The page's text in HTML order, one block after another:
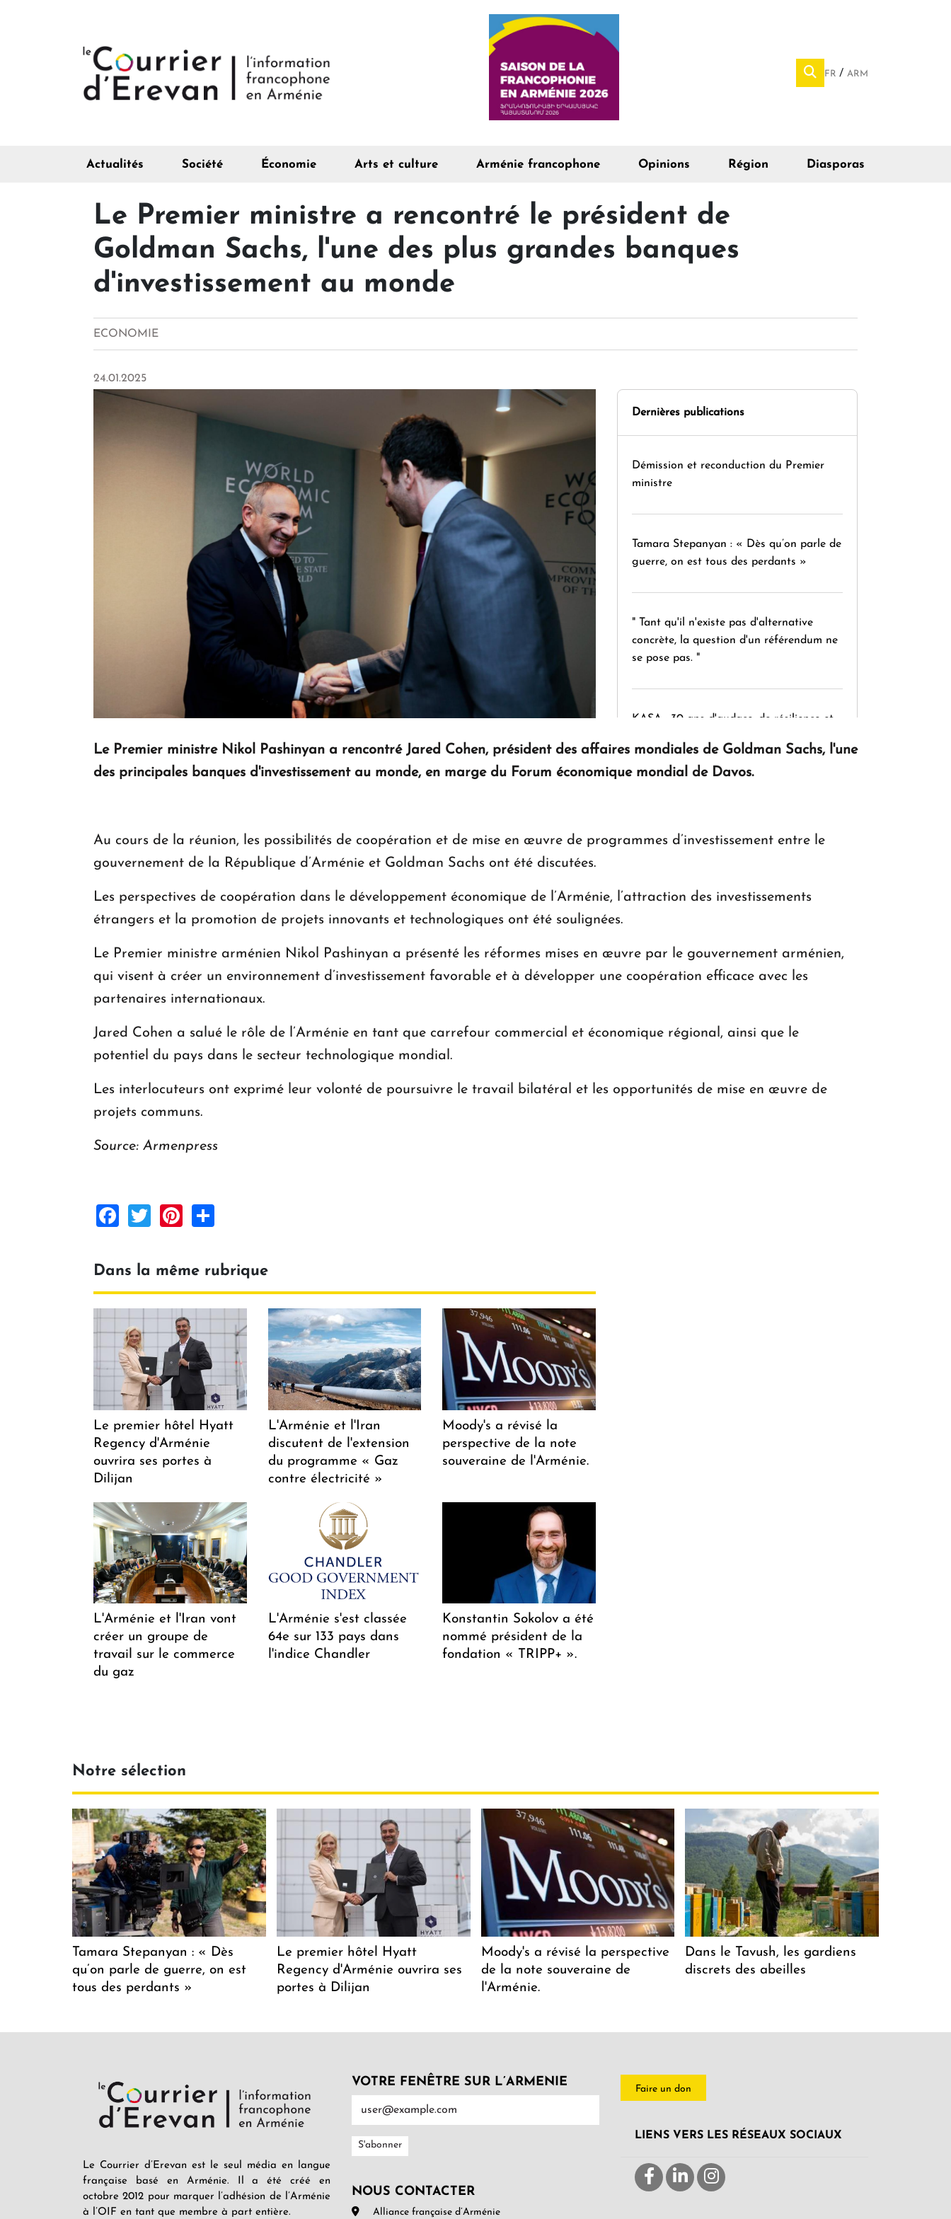
FR ARM
Actualités Société Économie Arts et culture Arménie francophone Opinions Région Diasporas
Le Premier ministre a rencontré le président de
Goldman Sachs, l'une des plus grandes banques
d'investissement au monde
ECONOMIE
24.01.2025
Dernières publications
Démission et reconduction du Premier
ministre
Tamara Stepanyan : « Dès qu’on parle de
guerre, on est tous des perdants »
" Tant qu'il n'existe pas d'alternative
concrète, la question d'un référendum ne
se pose pas. "
KASA : 30 ans d'audace, de résilience et
Le Premier ministre Nikol Pashinyan a rencontré Jared Cohen, président des affaires mondiales de Goldman Sachs, l'une
des principales banques d'investissement au monde, en marge du Forum économique mondial de Davos.
Au cours de la réunion, les possibilités de coopération et de mise en œuvre de programmes d’investissement entre le
gouvernement de la République d’Arménie et Goldman Sachs ont été discutées.
Les perspectives de coopération dans le développement économique de l’Arménie, l’attraction des investissements
étrangers et la promotion de projets innovants et technologiques ont été soulignées.
Le Premier ministre arménien Nikol Pashinyan a présenté les réformes mises en œuvre par le gouvernement arménien,
qui visent à créer un environnement d’investissement favorable et à développer une coopération efficace avec les
partenaires internationaux.
Jared Cohen a salué le rôle de l’Arménie en tant que carrefour commercial et économique régional, ainsi que le
potentiel du pays dans le secteur technologique mondial.
Les interlocuteurs ont exprimé leur volonté de poursuivre le travail bilatéral et les opportunités de mise en œuvre de
projets communs.
Source: Armenpress
Facebook
TwitterPinterest
Dans la même rubrique
Le premier hôtel Hyatt
Regency d'Arménie
ouvrira ses portes à
Dilijan
L'Arménie et l'Iran
discutent de l'extension
du programme « Gaz
contre électricité »
Moody's a révisé la
perspective de la note
souveraine de l'Arménie.
L'Arménie et l'Iran vont
créer un groupe de
travail sur le commerce
du gaz
L'Arménie s'est classée
64e sur 133 pays dans
l'indice Chandler
Konstantin Sokolov a été
nommé président de la
fondation « TRIPP+ ».
Notre sélection
Tamara Stepanyan : « Dès
qu’on parle de guerre, on est
tous des perdants »
Le premier hôtel Hyatt
Regency d'Arménie ouvrira ses
portes à Dilijan
Moody's a révisé la perspective
de la note souveraine de
l'Arménie.
Dans le Tavush, les gardiens
discrets des abeilles
Le Courrier d’Erevan est le seul média en langue
française basé en Arménie. Il a été créé en
octobre 2012 pour marquer l’adhésion de l’Arménie
à l’OIF en tant que membre à part entière.
VOTRE FENÊTRE SUR L’ARMENIE
NOUS CONTACTER
Alliance française d’Arménie
Faire un don
LIENS VERS LES RÉSEAUX SOCIAUX